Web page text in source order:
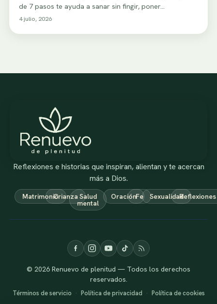
de 7 pasos te ayuda a sanar sin fingir, poner…
4 julio, 2026
Reflexiones e historias que inspiran, alientan y te acercan
más a Dios.
MatrimonioCrianza Salud
mental
OraciónFe SexualidadReflexiones
© 2026 Renuevo de plenitud — Todos los derechos
reservados.
Términos de servicio · Política de privacidad · Política de cookies